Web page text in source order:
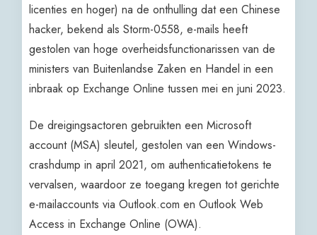
licenties en hoger) na de onthulling dat een Chinese
hacker, bekend als Storm-0558, e-mails heeft
gestolen van hoge overheidsfunctionarissen van de
ministers van Buitenlandse Zaken en Handel in een
inbraak op Exchange Online tussen mei en juni 2023.
De dreigingsactoren gebruikten een Microsoft
account (MSA) sleutel, gestolen van een Windows-
crashdump in april 2021, om authenticatietokens te
vervalsen, waardoor ze toegang kregen tot gerichte
e-mailaccounts via Outlook.com en Outlook Web
Access in Exchange Online (OWA).